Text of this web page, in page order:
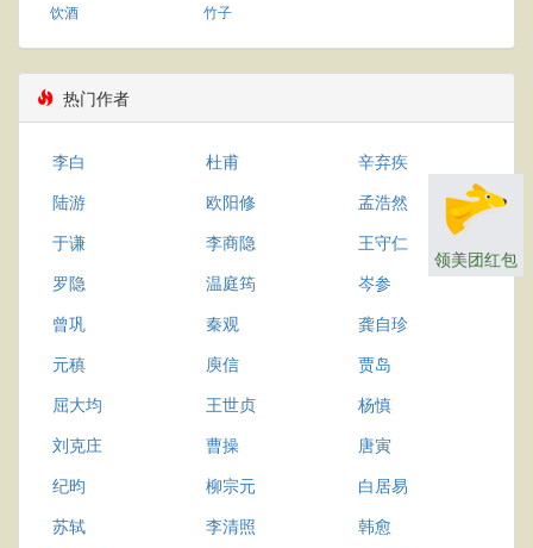
饮酒
竹子
热门作者
李白 杜甫
辛弃疾
陆游
欧阳修
孟浩然
于谦
李商隐
王守仁
罗隐
温庭筠
岑参
曾巩
秦观
龚自珍
元稹
庾信
贾岛
屈大均
王世贞
杨慎
刘克庄
曹操
唐寅
纪昀
柳宗元
白居易
苏轼
李清照
韩愈
领美团红包